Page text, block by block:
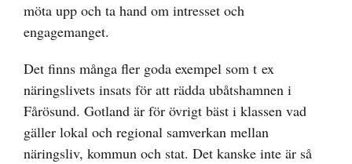
möta upp och ta hand om intresset och
engagemanget.
Det finns många fler goda exempel som t ex
näringslivets insats för att rädda ubåtshamnen i
Fårösund. Gotland är för övrigt bäst i klassen vad
gäller lokal och regional samverkan mellan
näringsliv, kommun och stat. Det kanske inte är så